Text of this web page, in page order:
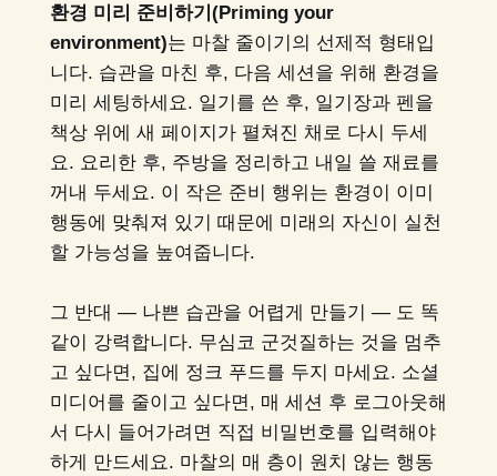
환경 미리 준비하기(Priming your
environment)는 마찰 줄이기의 선제적 형태입
니다. 습관을 마친 후, 다음 세션을 위해 환경을
미리 세팅하세요. 일기를 쓴 후, 일기장과 펜을
책상 위에 새 페이지가 펼쳐진 채로 다시 두세
요. 요리한 후, 주방을 정리하고 내일 쓸 재료를
꺼내 두세요. 이 작은 준비 행위는 환경이 이미
행동에 맞춰져 있기 때문에 미래의 자신이 실천
할 가능성을 높여줍니다.
그 반대 — 나쁜 습관을 어렵게 만들기 — 도 똑
같이 강력합니다. 무심코 군것질하는 것을 멈추
고 싶다면, 집에 정크 푸드를 두지 마세요. 소셜
미디어를 줄이고 싶다면, 매 세션 후 로그아웃해
서 다시 들어가려면 직접 비밀번호를 입력해야
하게 만드세요. 마찰의 매 층이 원치 않는 행동